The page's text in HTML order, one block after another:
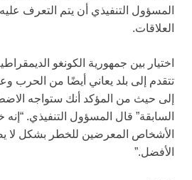
المسؤول التنفيذي أن يتم التعرف
العلاقات.
اختيار بين جمهورية الكونغو
تتقدم إلى بلد يعاني أيضًا من الحرب
إلى حيث من المؤكد أنك ستواجه
السابقة” قال المسؤول التنفيذي. “إنه
الأشخاص المعرضين للخطر بشكل لا
الأفضل.”